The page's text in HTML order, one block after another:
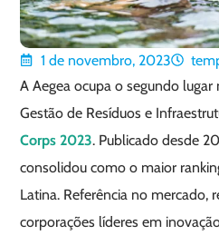
1 de novembro, 2023
A Aegea ocupa o segundo
Gestão de Resíduos e
Corps 2023. Publicado desde
consolidou como o maior
Latina. Referência no mercado,
corporações líderes em